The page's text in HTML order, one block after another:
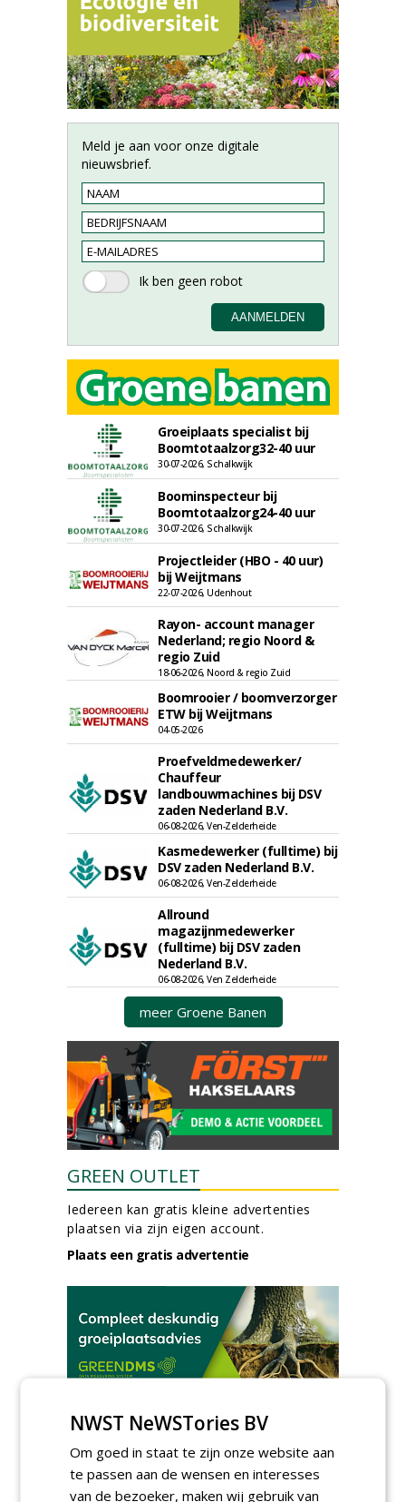
Meld je aan voor onze digitale
nieuwsbrief.
Groeiplaats specialist bij
Boomtotaalzorg32-40 uur
30-07-2026, Schalkwijk
Boominspecteur bij
Boomtotaalzorg24-40 uur
30-07-2026, Schalkwijk
Projectleider (HBO - 40 uur)
bij Weijtmans
22-07-2026, Udenhout
Rayon- account manager
Nederland; regio Noord &
regio Zuid
18-06-2026, Noord & regio Zuid
Boomrooier / boomverzorger
ETW bij Weijtmans
04-05-2026
Proefveldmedewerker/
Chauffeur
landbouwmachines bij DSV
zaden Nederland B.V.
06-08-2026, Ven-Zelderheide
Kasmedewerker (fulltime) bij
DSV zaden Nederland B.V.
06-08-2026, Ven-Zelderheide
Allround
magazijnmedewerker
(fulltime) bij DSV zaden
Nederland B.V.
06-08-2026, Ven Zelderheide
meer Groene Banen
GREEN OUTLET
Iedereen kan gratis kleine advertenties
plaatsen via zijn eigen account.
Plaats een gratis advertentie
AGENDA
Kennismakingssessie ETT op
9 september
NWST NeWSTories BV
Om goed in staat te zijn onze website aan
te passen aan de wensen en interesses
van de bezoeker, maken wij gebruik van